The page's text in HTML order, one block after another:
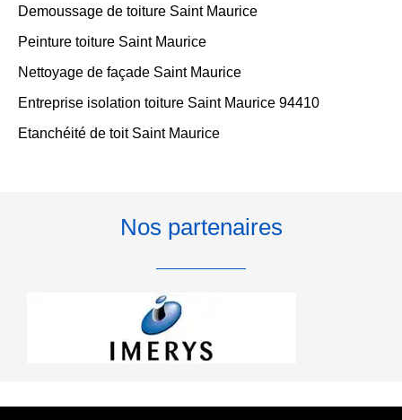
Demoussage de toiture Saint Maurice
Peinture toiture Saint Maurice
Nettoyage de façade Saint Maurice
Entreprise isolation toiture Saint Maurice 94410
Etanchéité de toit Saint Maurice
Nos partenaires